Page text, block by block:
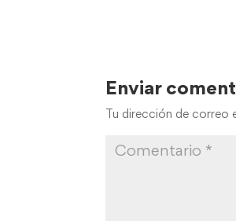
Enviar
Tu dirección de correo